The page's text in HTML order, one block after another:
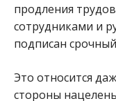
продления
сотрудниками и
подписан
Это относится
стороны